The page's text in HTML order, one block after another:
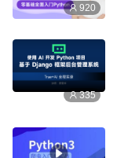
920
335